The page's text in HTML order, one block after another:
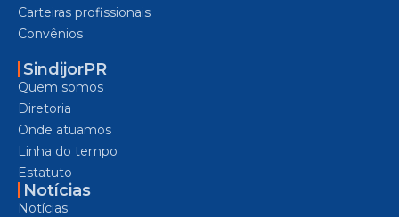
Carteiras profissionais
Convênios
SindijorPR
Quem somos
Diretoria
Onde atuamos
Linha do tempo
Estatuto
Notícias
Notícias